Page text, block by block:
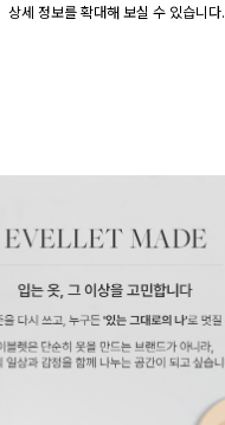
상세 정보를 확대해 보실 수 있습니다.